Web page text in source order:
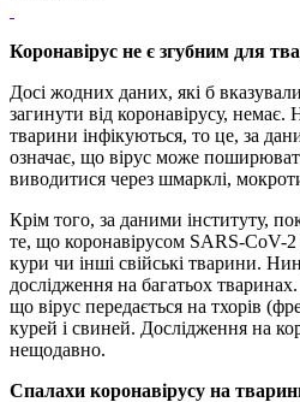
Коронавірус не є згубним для
Досі жодних даних, які б
загинути від коронавірусу, немає.
тварини інфікуються, то це, за
означає, що вірус може
виводитися через шмарклі,
Крім того, за даними інституту,
те, що коронавірусом SARS-CoV-
кури чи інші свійські тварини.
дослідження на багатьох
що вірус передається на тхорів
курей і свиней. Дослідження на
нещодавно.
Спалахи коронавірусу на